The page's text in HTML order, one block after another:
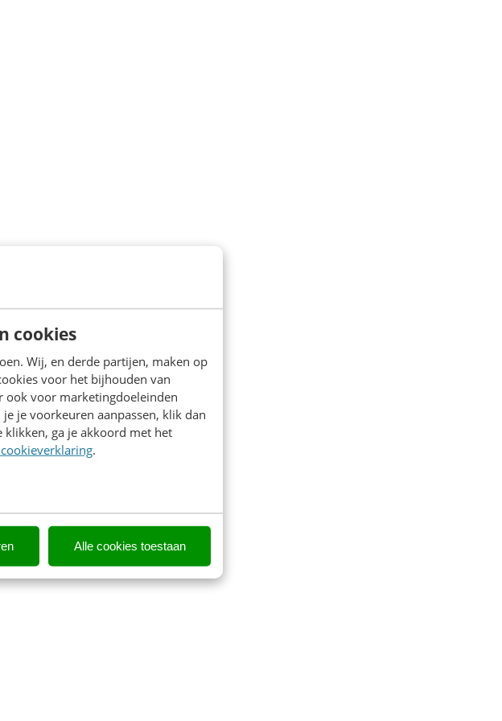
cookies
Wij, en derde partijen, maken op
voor het bijhouden van
ook voor marketingdoeleinden
je voorkeuren aanpassen, klik dan
klikken, ga je akkoord met het
.
Alle cookies toestaan